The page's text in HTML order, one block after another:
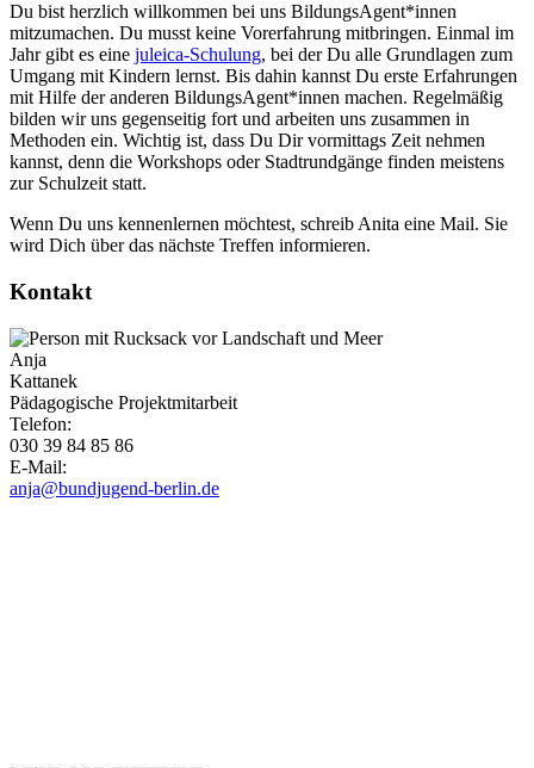
Du bist herzlich willkommen bei uns BildungsAgent*innen
mitzumachen. Du musst keine Vorerfahrung mitbringen. Einmal im
Jahr gibt es eine juleica-Schulung, bei der Du alle Grundlagen zum
Umgang mit Kindern lernst. Bis dahin kannst Du erste Erfahrungen
mit Hilfe der anderen BildungsAgent*innen machen. Regelmäßig
bilden wir uns gegenseitig fort und arbeiten uns zusammen in
Methoden ein. Wichtig ist, dass Du Dir vormittags Zeit nehmen
kannst, denn die Workshops oder Stadtrundgänge finden meistens
zur Schulzeit statt.
Wenn Du uns kennenlernen möchtest, schreib Anita eine Mail. Sie
wird Dich über das nächste Treffen informieren.
Kontakt
Anja
Kattanek
Pädagogische Projektmitarbeit
Telefon:
030 39 84 85 86
E-Mail:
anja@bundjugend-berlin.de